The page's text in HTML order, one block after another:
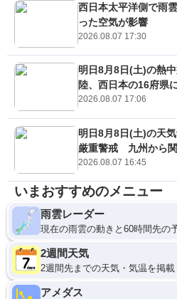
西日本太平洋側で雨
った空気が影響
2026.08.07 17:30
明日8月8日(土)の熱
陸、西日本の16府県
2026.08.07 17:06
明日8月8日(土)の天
厳重警戒 九州から
2026.08.07 16:45
いまおすすめのメニュー
雨雲レーダー
現在の雨雲の動きと60時間先の
2週間天気
2週間先までの天気・気温を掲載
アメダス